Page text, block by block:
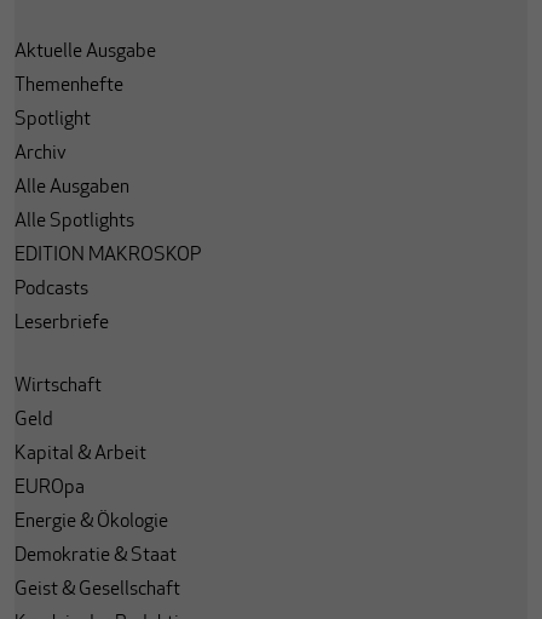
Aktuelle Ausgabe
Themenhefte
Spotlight
Archiv
Alle Ausgaben
Alle Spotlights
EDITION MAKROSKOP
Podcasts
Leserbriefe
Wirtschaft
Geld
Kapital & Arbeit
EUROpa
Energie & Ökologie
Demokratie & Staat
Geist & Gesellschaft